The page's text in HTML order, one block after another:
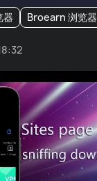
器 Broearn 浏览器